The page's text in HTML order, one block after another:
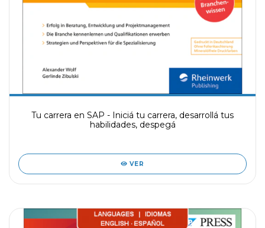
Tu carrera en SAP - Iniciá tu carrera, desarrollá tus
habilidades, despegá
VER